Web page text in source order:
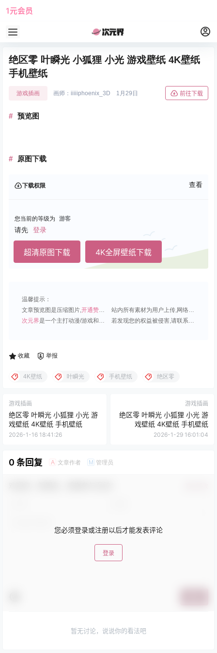
1元会员
绝区零 叶瞬光 小狐狸 小光 游戏壁纸 4K壁纸
手机壁纸
游戏插画 画师：iiiiiphoenix_3D 1月29日 前往下载
预览图
原图下载
下载权限 查看
您当前的等级为 游客
请先 登录
超清原图下载 4K全屏壁纸下载
温馨提示：
文章预览图是压缩图片,开通赞助会员 可免费下载超清原图;
站内所有素材为用户上传,网络分享或原创,请勿用于商业用途;
次元界是一个主打动漫/游戏和虚拟偶像角色的插画壁纸平台; 若发现您的权益被侵害,请联系QQ1815919191,我们尽快处理.
收藏 举报
4K壁纸 叶瞬光 手机壁纸 绝区零
游戏插画
绝区零 叶瞬光 小狐狸 小光 游
戏壁纸 4K壁纸 手机壁纸
2026-1-16 18:41:26
游戏插画
绝区零 叶瞬光 小狐狸 小光 游
戏壁纸 4K壁纸 手机壁纸
2026-1-29 16:01:04
0 条回复 A 文章作者 M 管理员
您必须登录或注册以后才能发表评论
登录
暂无讨论，说说你的看法吧